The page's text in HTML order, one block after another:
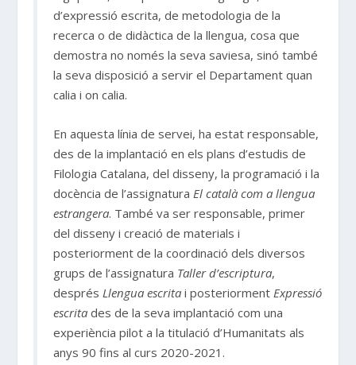
d’expressió escrita, de metodologia de la
recerca o de didàctica de la llengua, cosa que
demostra no només la seva saviesa, sinó també
la seva disposició a servir el Departament quan
calia i on calia.
En aquesta línia de servei, ha estat responsable,
des de la implantació en els plans d’estudis de
Filologia Catalana, del disseny, la programació i la
docència de l’assignatura El català com a llengua
estrangera. També va ser responsable, primer
del disseny i creació de materials i
posteriorment de la coordinació dels diversos
grups de l’assignatura Taller d’escriptura,
després Llengua escrita i posteriorment Expressió
escrita des de la seva implantació com una
experiència pilot a la titulació d’Humanitats als
anys 90 fins al curs 2020-2021.